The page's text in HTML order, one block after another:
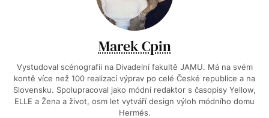
Marek Cpin
Vystudoval scénografii na Divadelní fakultě JAMU. Má na svém
kontě více než 100 realizací výprav po celé České republice a na
Slovensku. Spolupracoval jako módní redaktor s časopisy Yellow,
ELLE a Žena a život, osm let vytváří design výloh módního domu
Hermés.